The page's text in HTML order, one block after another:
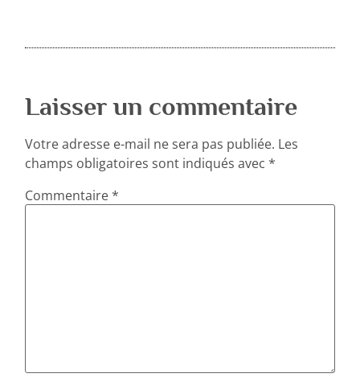
Laisser un commentaire
Votre adresse e-mail ne sera pas publiée. Les
champs obligatoires sont indiqués avec*
Commentaire*